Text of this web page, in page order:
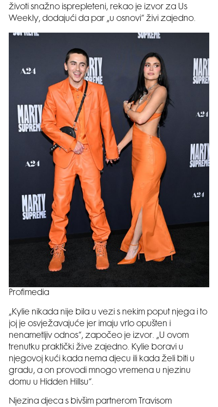
životi snažno isprepleteni, rekao je izvor za Us
Weekly, dodajući da par „u osnovi“ živi zajedno.
Profimedia
„Kylie nikada nije bila u vezi s nekim poput njega i to
joj je osvježavajuće jer imaju vrlo opušten i
nenametljiv odnos“, započeo je izvor. „U ovom
trenutku praktički žive zajedno. Kylie boravi u
njegovoj kući kada nema djecu ili kada želi biti u
gradu, a on provodi mnogo vremena u njezinu
domu u Hidden Hillsu“.
Njezina djeca s bivšim partnerom Travisom